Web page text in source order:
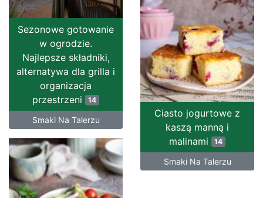
Sezonowe gotowanie
w ogrodzie.
Najlepsze składniki,
alternatywa dla grilla i
organizacja
przestrzeni 14
Smaki Na Talerzu
Ciasto jogurtowe z
kaszą manną i
malinami 14
Smaki Na Talerzu